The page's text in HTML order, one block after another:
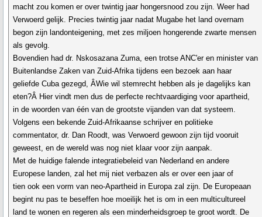
macht zou komen er over twintig jaar hongersnood zou zijn. Weer had
Verwoerd gelijk. Precies twintig jaar nadat Mugabe het land overnam
begon zijn landonteigening, met zes miljoen hongerende zwarte mensen
als gevolg.
Bovendien had dr. Nskosazana Zuma, een trotse ANC'er en minister van
Buitenlandse Zaken van Zuid-Afrika tijdens een bezoek aan haar
geliefde Cuba gezegd, ÂWie wil stemrecht hebben als je dagelijks kan
eten?Â Hier vindt men dus de perfecte rechtvaardiging voor apartheid,
in de woorden van één van de grootste vijanden van dat systeem.
Volgens een bekende Zuid-Afrikaanse schrijver en politieke
commentator, dr. Dan Roodt, was Verwoerd gewoon zijn tijd vooruit
geweest, en de wereld was nog niet klaar voor zijn aanpak.
Met de huidige falende integratiebeleid van Nederland en andere
Europese landen, zal het mij niet verbazen als er over een jaar of
tien ook een vorm van neo-Apartheid in Europa zal zijn. De Europeaan
begint nu pas te beseffen hoe moeilijk het is om in een multicultureel
land te wonen en regeren als een minderheidsgroep te groot wordt. De